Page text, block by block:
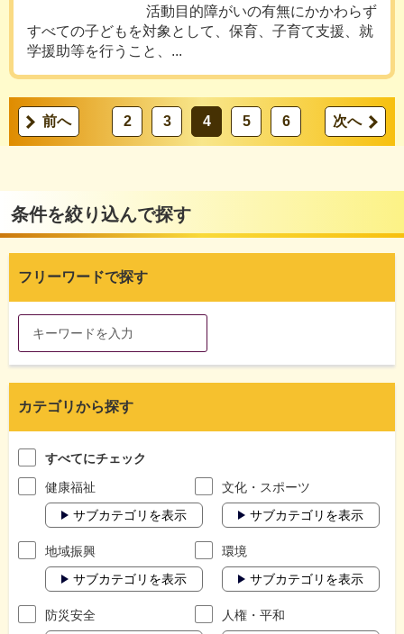
活動目的障がいの有無にかかわらず
すべての子どもを対象として、保育、子育て支援、就
学援助等を行うこと、...
前へ 2 3 4 5 6 次へ
条件を絞り込んで探す
フリーワードで探す
カテゴリから探す
すべてにチェック
健康福祉
サブカテゴリを表示
文化・スポーツ
サブカテゴリを表示
地域振興
サブカテゴリを表示
環境
サブカテゴリを表示
防災安全
人権・平和